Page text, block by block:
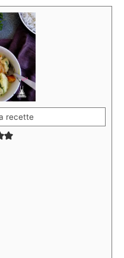
recette